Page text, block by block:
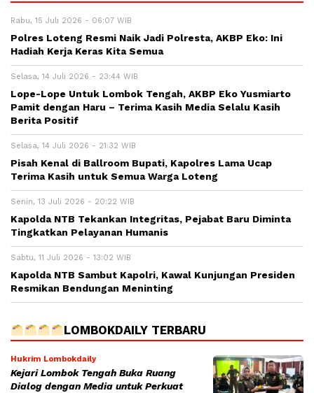
Rabu, 15 Juli 2026 - 06:07 WIB
Polres Loteng Resmi Naik Jadi Polresta, AKBP Eko: Ini
Hadiah Kerja Keras Kita Semua
Selasa, 14 Juli 2026 - 23:44 WIB
Lope-Lope Untuk Lombok Tengah, AKBP Eko Yusmiarto
Pamit dengan Haru – Terima Kasih Media Selalu Kasih
Berita Positif
Selasa, 14 Juli 2026 - 21:32 WIB
Pisah Kenal di Ballroom Bupati, Kapolres Lama Ucap
Terima Kasih untuk Semua Warga Loteng
Senin, 13 Juli 2026 - 20:22 WIB
Kapolda NTB Tekankan Integritas, Pejabat Baru Diminta
Tingkatkan Pelayanan Humanis
Sabtu, 11 Juli 2026 - 13:02 WIB
Kapolda NTB Sambut Kapolri, Kawal Kunjungan Presiden
Resmikan Bendungan Meninting
LOMBOKDAILY TERBARU
Hukrim Lombokdaily
Kejari Lombok Tengah Buka Ruang
Dialog dengan Media untuk Perkuat